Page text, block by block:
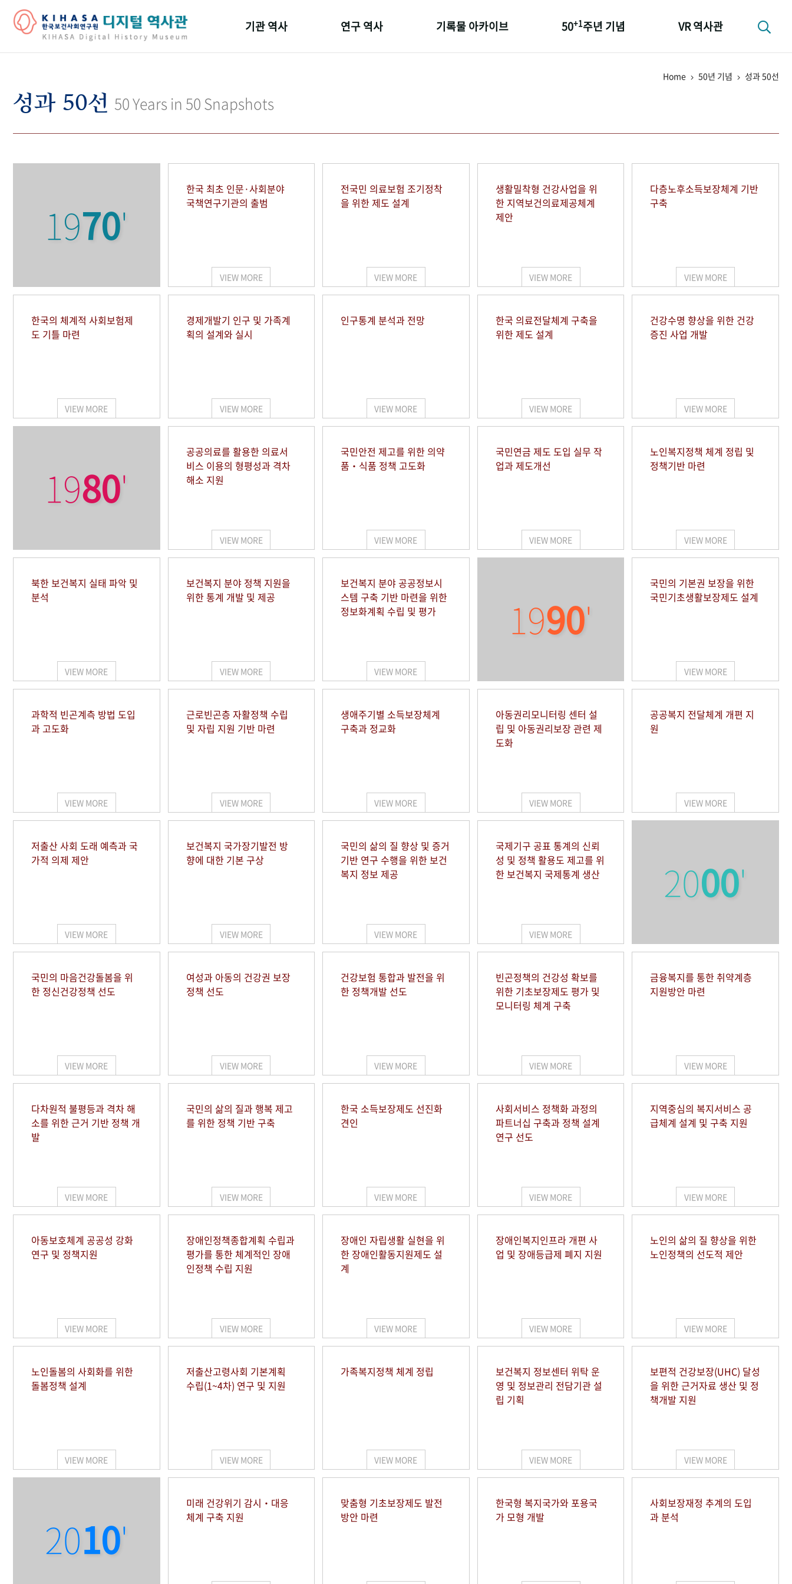
기관 역사
기관 변천사
연구 역사 기록물 아카이브 50+1주년 기념 VR 역사관
Home 50년 기념 성과 50선
성과 50선 50 Years in 50 Snapshots
1970'
한국 최초 인문·사회분야
국책연구기관의 출범
VIEW MORE
전국민 의료보험 조기정착
을 위한 제도 설계
VIEW MORE
생활밀착형 건강사업을 위
한 지역보건의료제공체계
제안
VIEW MORE
다층노후소득보장체계 기반
구축
VIEW MORE
한국의 체계적 사회보험제
도 기틀 마련
VIEW MORE
경제개발기 인구 및 가족계
획의 설계와 실시
VIEW MORE
인구통계 분석과 전망
VIEW MORE
한국 의료전달체계 구축을
위한 제도 설계
VIEW MORE
건강수명 향상을 위한 건강
증진 사업 개발
VIEW MORE
1980'
공공의료를 활용한 의료서
비스 이용의 형평성과 격차
해소 지원
VIEW MORE
국민안전 제고를 위한 의약
품‧식품 정책 고도화
VIEW MORE
국민연금 제도 도입 실무 작
업과 제도개선
VIEW MORE
노인복지정책 체계 정립 및
정책기반 마련
VIEW MORE
북한 보건복지 실태 파악 및
분석
VIEW MORE
보건복지 분야 정책 지원을
위한 통계 개발 및 제공
VIEW MORE
보건복지 분야 공공정보시
스템 구축 기반 마련을 위한
정보화계획 수립 및 평가
VIEW MORE
1990'
국민의 기본권 보장을 위한
국민기초생활보장제도 설계
VIEW MORE
과학적 빈곤계측 방법 도입
과 고도화
VIEW MORE
근로빈곤층 자활정책 수립
및 자립 지원 기반 마련
VIEW MORE
생애주기별 소득보장체계
구축과 정교화
VIEW MORE
아동권리모니터링 센터 설
립 및 아동권리보장 관련 제
도화
VIEW MORE
공공복지 전달체계 개편 지
원
VIEW MORE
저출산 사회 도래 예측과 국
가적 의제 제안
VIEW MORE
보건복지 국가장기발전 방
향에 대한 기본 구상
VIEW MORE
국민의 삶의 질 향상 및 증거
기반 연구 수행을 위한 보건
복지 정보 제공
VIEW MORE
국제기구 공표 통계의 신뢰
성 및 정책 활용도 제고를 위
한 보건복지 국제통계 생산
VIEW MORE
2000'
국민의 마음건강돌봄을 위
한 정신건강정책 선도
VIEW MORE
여성과 아동의 건강권 보장
정책 선도
VIEW MORE
건강보험 통합과 발전을 위
한 정책개발 선도
VIEW MORE
빈곤정책의 건강성 확보를
위한 기초보장제도 평가 및
모니터링 체계 구축
VIEW MORE
금융복지를 통한 취약계층
지원방안 마련
VIEW MORE
다차원적 불평등과 격차 해
소를 위한 근거 기반 정책 개
발
VIEW MORE
국민의 삶의 질과 행복 제고
를 위한 정책 기반 구축
VIEW MORE
한국 소득보장제도 선진화
견인
VIEW MORE
사회서비스 정책화 과정의
파트너십 구축과 정책 설계
연구 선도
VIEW MORE
지역중심의 복지서비스 공
급체계 설계 및 구축 지원
VIEW MORE
아동보호체계 공공성 강화
연구 및 정책지원
VIEW MORE
장애인정책종합계획 수립과
평가를 통한 체계적인 장애
인정책 수립 지원
VIEW MORE
장애인 자립생활 실현을 위
한 장애인활동지원제도 설
계
VIEW MORE
장애인복지인프라 개편 사
업 및 장애등급제 폐지 지원
VIEW MORE
노인의 삶의 질 향상을 위한
노인정책의 선도적 제안
VIEW MORE
노인돌봄의 사회화를 위한
돌봄정책 설계
VIEW MORE
저출산고령사회 기본계획
수립(1~4차) 연구 및 지원
VIEW MORE
가족복지정책 체계 정립
VIEW MORE
보건복지 정보센터 위탁 운
영 및 정보관리 전담기관 설
립 기획
VIEW MORE
보편적 건강보장(UHC) 달성
을 위한 근거자료 생산 및 정
책개발 지원
VIEW MORE
2010'
미래 건강위기 감시‧대응
체계 구축 지원
맞춤형 기초보장제도 발전
방안 마련
한국형 복지국가와 포용국
가 모형 개발
사회보장재정 추계의 도입
과 분석